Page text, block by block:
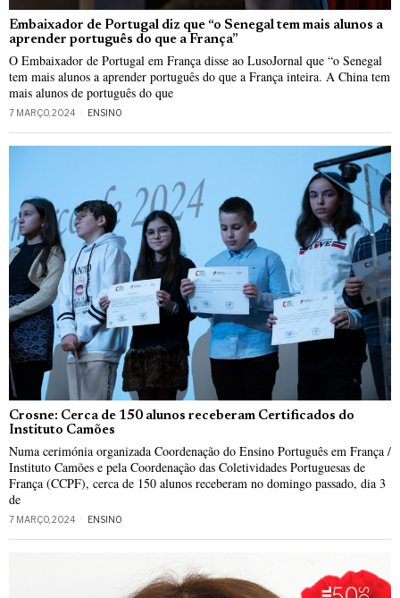
Embaixador de Portugal diz que “o Senegal tem mais alunos a
aprender português do que a França”
O Embaixador de Portugal em França disse ao LusoJornal que “o Senegal
tem mais alunos a aprender português do que a França inteira. A China tem
mais alunos de português do que
7 MARÇO, 2024 ENSINO
Crosne: Cerca de 150 alunos receberam Certificados do
Instituto Camões
Numa cerimónia organizada Coordenação do Ensino Português em França /
Instituto Camões e pela Coordenação das Coletividades Portuguesas de
França (CCPF), cerca de 150 alunos receberam no domingo passado, dia 3
de
7 MARÇO, 2024 ENSINO